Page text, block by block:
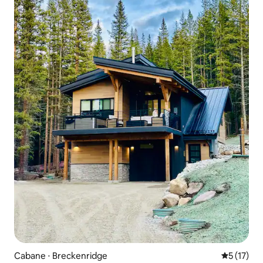
Cabane ⋅ Breckenridge
5 (17)